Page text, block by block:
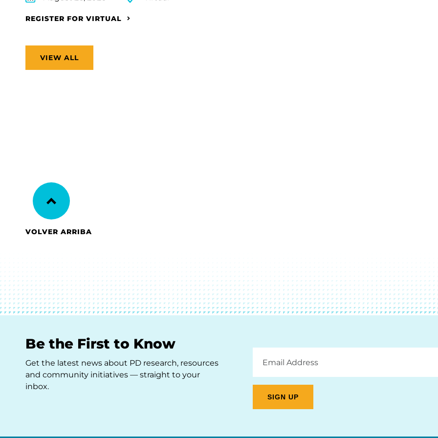
REGISTER FOR VIRTUAL
VIEW ALL
VOLVER ARRIBA
Be the First to Know
Get the latest news about PD research, resources
and community initiatives — straight to your
inbox.
Address